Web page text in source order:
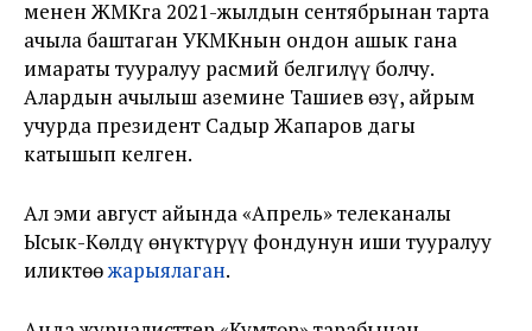
менен ЖМКга 2021-жылдын сентябрынан тарта
ачыла баштаган УКМКнын ондон ашык гана
имараты тууралуу расмий белгилүү болчу.
Алардын ачылыш аземине Ташиев өзү, айрым
учурда президент Садыр Жапаров дагы
катышып келген.
Ал эми август айында «Апрель» телеканалы
Ысык-Көлдү өнүктүрүү фондунун иши тууралуу
иликтөөжарыялаган.